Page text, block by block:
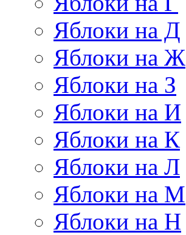
Яблоки на Д
Яблоки на Ж
Яблоки на З
Яблоки на И
Яблоки на К
Яблоки на Л
Яблоки на М
Яблоки на Н